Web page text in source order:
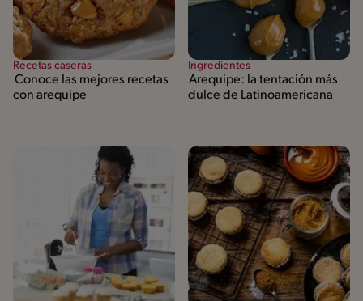
Recetas caseras
Conoce las mejores recetas
con arequipe
Ingredientes
Arequipe: la tentación más
dulce de Latinoamericana